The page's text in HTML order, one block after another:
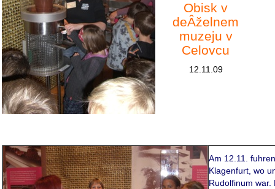
Obisk v
deÂželnem
muzeju v
Celovcu
12.11.09
Am 12.11.
Klagenfurt, wo
Rudolfinum